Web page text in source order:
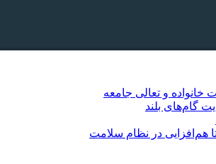
و تعالی جامعه
گام‌های بلند
هم‌افزایی در نظام سلامت